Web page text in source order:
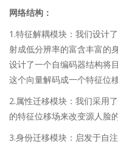
网络结构：
1.特征解耦模块：我们设计
射成低分辨率的富含丰富的
设计了一个自编码器结构将
这个向量解码成一个特征位
2.属性迁移模块：我们采用
的特征位移场来改变源人脸
3.身份迁移模块：启发于自